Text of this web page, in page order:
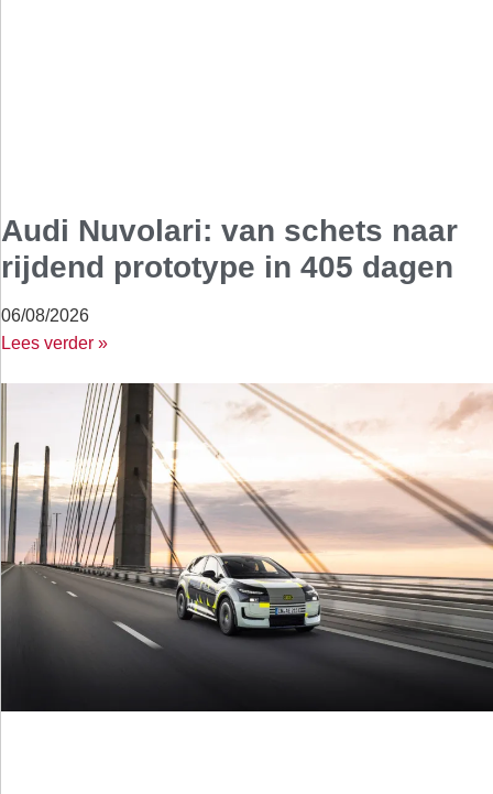
Audi Nuvolari: van schets naar
rijdend prototype in 405 dagen
06/08/2026
Lees verder »